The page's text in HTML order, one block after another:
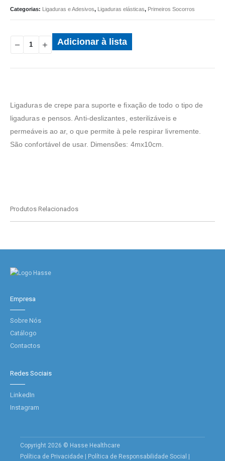
Categorias: Ligaduras e Adesivos, Ligaduras elásticas, Primeiros Socorros
Adicionar à lista
Ligaduras de crepe para suporte e fixação de todo o tipo de
ligaduras e pensos. Anti-deslizantes, esterilizáveis e
permeáveis ao ar, o que permite à pele respirar livremente.
São confortável de usar. Dimensões: 4mx10cm.
Produtos Relacionados
Empresa
Sobre Nós
Catálogo
Contactos
Redes Sociais
LinkedIn
Instagram
Copyright 2026 © Hasse Healthcare
Política de Privacidade
Política de Responsabilidade Social